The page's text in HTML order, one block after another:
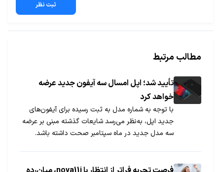
ثبت نظر
مطالب مرتبط
تأیید شد؛ اپل امسال سه آیفون جدید عرضه
خواهد کرد
با توجه به شماره مدل به ثبت رسیده برای آیفون‌های
جدید اپل، به‌نظر می‌رسد شایعات گذشته مبنی بر عرضه
سه مدل جدید در ماه سپتامبر صحت داشته باشد.